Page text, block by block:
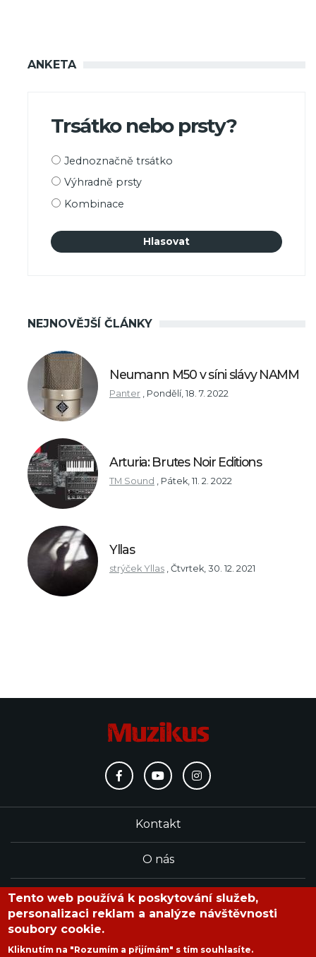
ANKETA
Trsátko nebo prsty?
Možnosti
Jednoznačně trsátko
Výhradně prsty
Kombinace
NEJNOVĚJŠÍ ČLÁNKY
Neumann M50 v síni slávy NAMM
Panter , Pondělí, 18. 7. 2022
Arturia: Brutes Noir Editions
TM Sound , Pátek, 11. 2. 2022
Yllas
strýček Yllas , Čtvrtek, 30. 12. 2021
Kontakt
O nás
Redakce
Tento web používá k poskytování služeb,
personalizaci reklam a analýze návštěvnosti
soubory cookie.
Kliknutím na "Rozumím a přijímám" s tím souhlasíte.